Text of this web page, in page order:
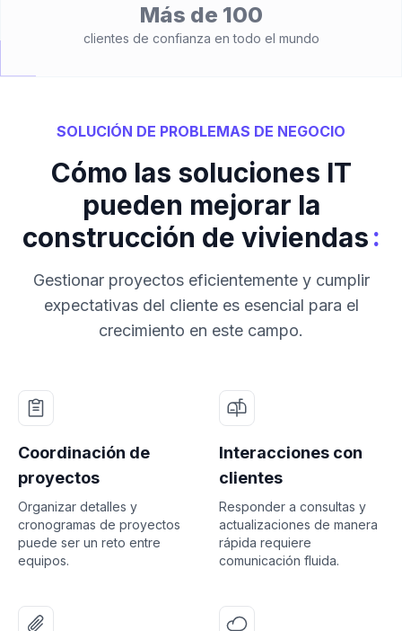
Más de 100
clientes de confianza en todo el mundo
SOLUCIÓN DE PROBLEMAS DE NEGOCIO
Cómo las soluciones IT
pueden mejorar la
construcción de viviendas:
Gestionar proyectos eficientemente y cumplir
expectativas del cliente es esencial para el
crecimiento en este campo.
Coordinación de
proyectos
Organizar detalles y
cronogramas de proyectos
puede ser un reto entre
equipos.
Interacciones con
clientes
Responder a consultas y
actualizaciones de manera
rápida requiere
comunicación fluida.